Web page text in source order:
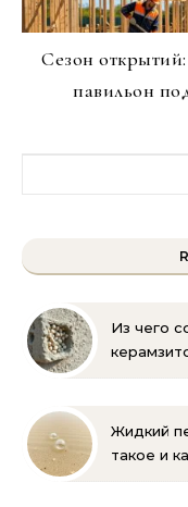
Сезон
павильон
Из чего
Жидкий
такое и